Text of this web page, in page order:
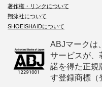
著作権・リンクについて
翔泳社について
SHOEISHA iDについて
ABJマークは
サービスが、
諾を得た正規
す登録商標（